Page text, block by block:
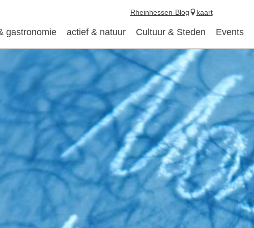
gastronomie actief & natuur Cultuur & Steden Events
Rheinhessen-Blog kaart